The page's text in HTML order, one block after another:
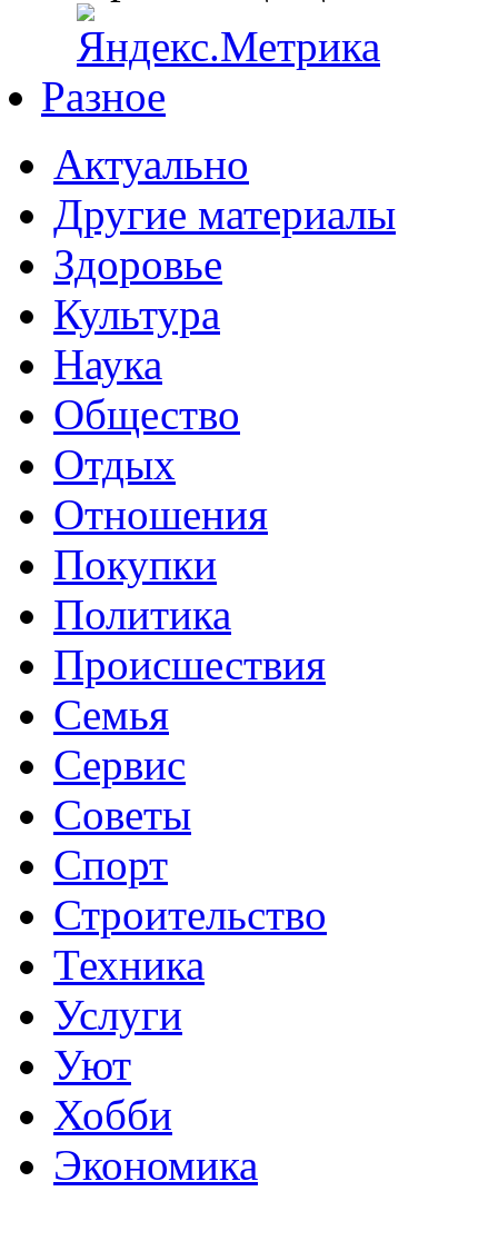
Разное
Актуально
Другие материалы
Здоровье
Культура
Наука
Общество
Отдых
Отношения
Покупки
Политика
Происшествия
Семья
Сервис
Советы
Спорт
Строительство
Техника
Услуги
Уют
Хобби
Экономика